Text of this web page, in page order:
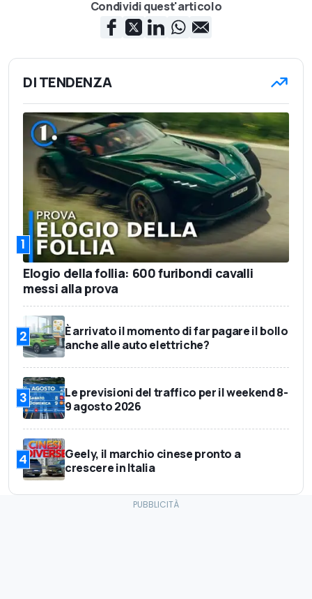
Condividi quest'articolo
DI TENDENZA
1
Elogio della follia: 600 furibondi cavalli
messi alla prova
2
È arrivato il momento di far pagare il bollo
anche alle auto elettriche?
3
Le previsioni del traffico per il weekend 8-
9 agosto 2026
4
Geely, il marchio cinese pronto a
crescere in Italia